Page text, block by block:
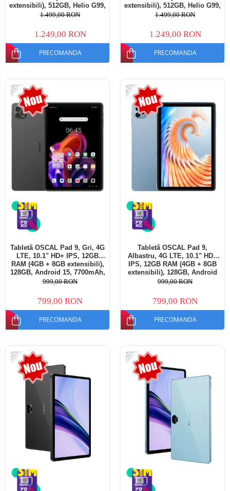
extensibili), 512GB, Helio G99,
10800mAh, 33W, Android 14,
1.499,00 RON
1.249,00 RON
PRECOMANDA
extensibili), 512GB, Helio G99,
10800mAh, 33W, Android 14,
1.499,00 RON
1.249,00 RON
PRECOMANDA
-20%
Tabletă OSCAL Pad 9, Gri, 4G
LTE, 10.1" HD+ IPS, 12GB
RAM (4GB + 8GB extensibili),
128GB, Android 15, 7700mAh,
Dual SIM
999,00 RON
799,00 RON
PRECOMANDA
-20%
Tabletă OSCAL Pad 9,
Albastru, 4G LTE, 10.1" HD+
IPS, 12GB RAM (4GB + 8GB
extensibili), 128GB, Android
15, 7700mAh, Dual SIM
999,00 RON
799,00 RON
PRECOMANDA
-35% -35%